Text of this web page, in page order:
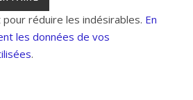
réduire les indésirables. En
les données de vos
.